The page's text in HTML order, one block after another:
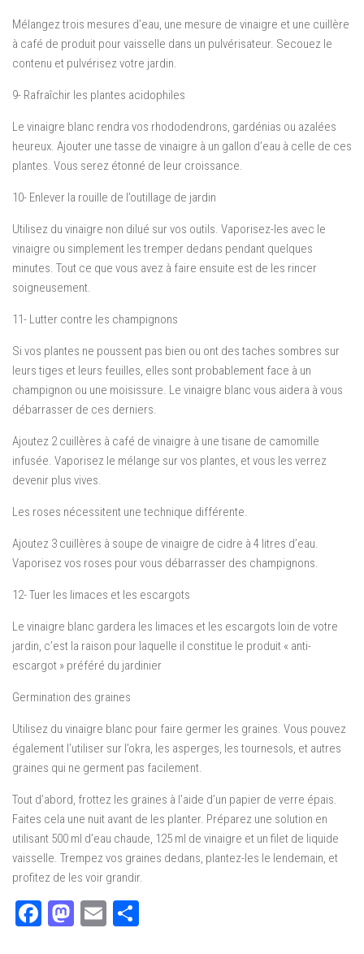
Mélangez trois mesures d’eau, une mesure de vinaigre et une cuillère
à café de produit pour vaisselle dans un pulvérisateur. Secouez le
contenu et pulvérisez votre jardin.
9- Rafraîchir les plantes acidophiles
Le vinaigre blanc rendra vos rhododendrons, gardénias ou azalées
heureux. Ajouter une tasse de vinaigre à un gallon d’eau à celle de ces
plantes. Vous serez étonné de leur croissance.
10- Enlever la rouille de l’outillage de jardin
Utilisez du vinaigre non dilué sur vos outils. Vaporisez-les avec le
vinaigre ou simplement les tremper dedans pendant quelques
minutes. Tout ce que vous avez à faire ensuite est de les rincer
soigneusement.
11- Lutter contre les champignons
Si vos plantes ne poussent pas bien ou ont des taches sombres sur
leurs tiges et leurs feuilles, elles sont probablement face à un
champignon ou une moisissure. Le vinaigre blanc vous aidera à vous
débarrasser de ces derniers.
Ajoutez 2 cuillères à café de vinaigre à une tisane de camomille
infusée. Vaporisez le mélange sur vos plantes, et vous les verrez
devenir plus vives.
Les roses nécessitent une technique différente.
Ajoutez 3 cuillères à soupe de vinaigre de cidre à 4 litres d’eau.
Vaporisez vos roses pour vous débarrasser des champignons.
12- Tuer les limaces et les escargots
Le vinaigre blanc gardera les limaces et les escargots loin de votre
jardin, c’est la raison pour laquelle il constitue le produit « anti-
escargot » préféré du jardinier
Germination des graines
Utilisez du vinaigre blanc pour faire germer les graines. Vous pouvez
également l’utiliser sur l’okra, les asperges, les tournesols, et autres
graines qui ne germent pas facilement.
Tout d’abord, frottez les graines à l’aide d’un papier de verre épais.
Faites cela une nuit avant de les planter. Préparez une solution en
utilisant 500 ml d’eau chaude, 125 ml de vinaigre et un filet de liquide
vaisselle. Trempez vos graines dedans, plantez-les le lendemain, et
profitez de les voir grandir.
Facebook
Mastodon
Email